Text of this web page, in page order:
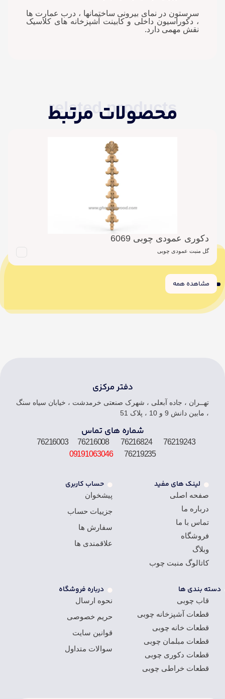
سرستون در نمای بیرونی ساختمانها ، درب عمارت ها
، دکوراسیون داخلی و کابینت آشپزخانه های کلاسیک
نقش مهمی دارد.
related products
محصولات مرتبط
دکوری عمودی چوبی 6069
گل منبت عمودی چوبی
1
2
3
4 مشاهده همه
دفتر مرکزی
تهــران ، جاده آبعلی ، شهرک صنعتی خرمدشت ، خیابان سیاه سنگ
، مابین دانش 9 و 10 ، پلاک 51
شماره های تماس
76219235
09191063046
لینک های مفید
صفحه اصلی
درباره ما
تماس با ما
فروشگاه
وبلاگ
کاتالوگ منبت چوب
حساب کاربری
پیشخوان
جزییات حساب
سفارش ها
علاقمندی ها
دسته بندی ها
قاب چوبی
قطعات آشپزخانه چوبی
قطعات خانه چوبی
قطعات مبلمان چوبی
قطعات دکوری چوبی
قطعات خراطی چوبی
درباره فروشگاه
نحوه ارسال
حریم خصوصی
قوانین سایت
سوالات متداول